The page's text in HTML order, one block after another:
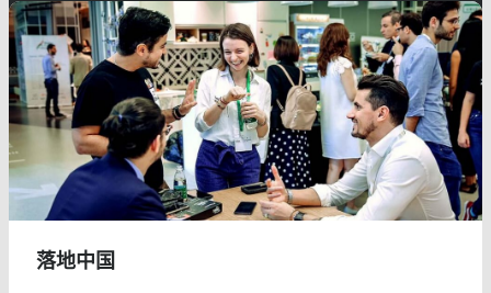
落地中国